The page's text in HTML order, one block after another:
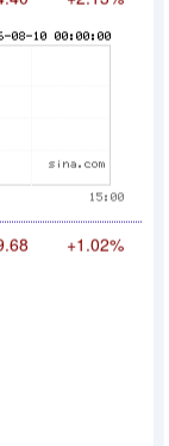
+2.13%